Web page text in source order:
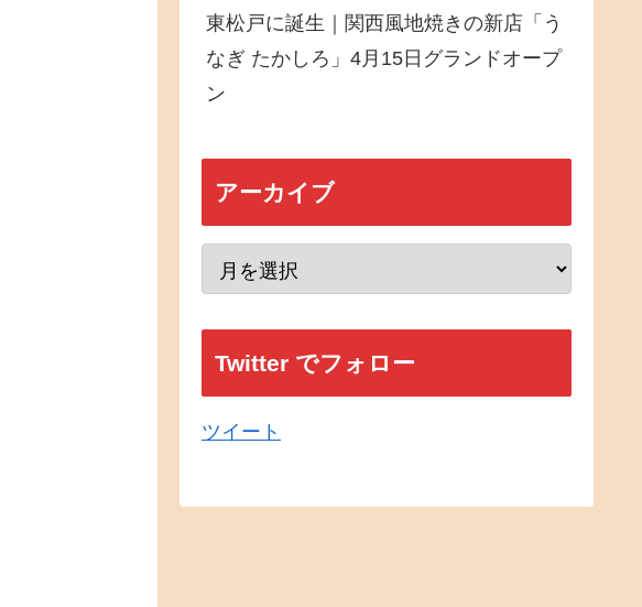
東松戸に誕生｜関西風地焼きの新店「う
なぎ たかしろ」4月15日グランドオープ
ン
アーカイブ
Twitter でフォロー
ツイート